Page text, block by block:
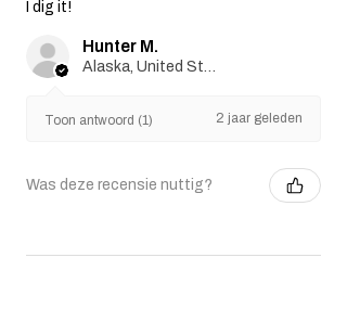
I dig it!
Hunter M.
Toon antwoord (1) 2 jaar geleden
Was deze recensie nuttig?